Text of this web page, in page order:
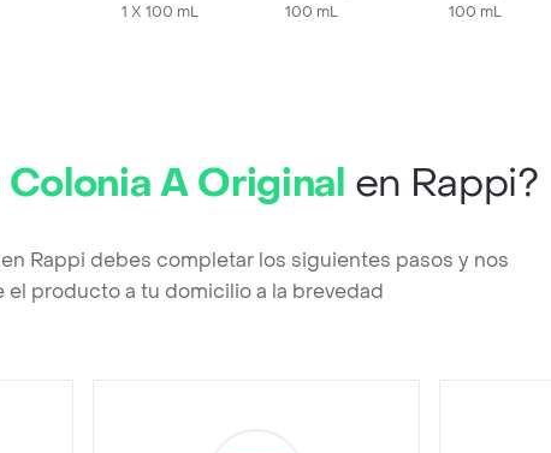
1 X 100 mL
100 mL
100 mL
A Original en Rappi?
Rappi debes completar los siguientes pasos y nos
el producto a tu domicilio a la brevedad